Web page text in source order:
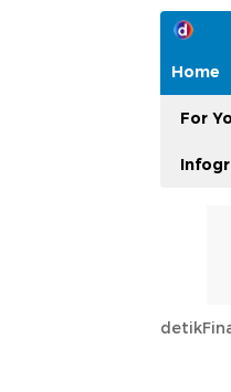
Home
For